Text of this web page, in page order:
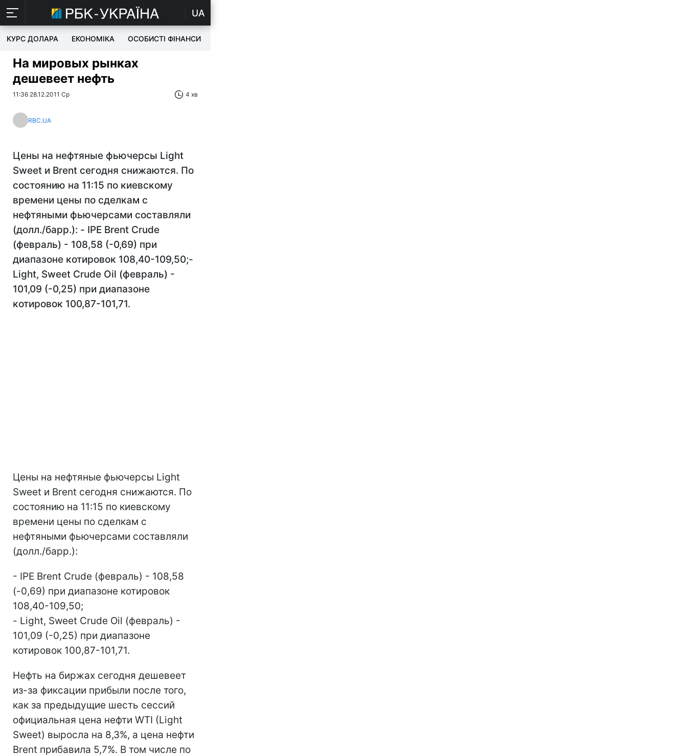
UA
КУРС ДОЛАРА ЕКОНОМІКА ОСОБИСТІ ФІНАНСИ
На мировых рынках
дешевеет нефть
11:36 28.12.2011 Ср 4 хв
RBC.UA
Цены на нефтяные фьючерсы Light
Sweet и Brent сегодня снижаются. По
состоянию на 11:15 по киевскому
времени цены по сделкам с
нефтяными фьючерсами составляли
(долл./барр.): - IPE Brent Crude
(февраль) - 108,58 (-0,69) при
диапазоне котировок 108,40-109,50;-
Light, Sweet Crude Oil (февраль) -
101,09 (-0,25) при диапазоне
котировок 100,87-101,71.
Цены на нефтяные фьючерсы Light
Sweet и Brent сегодня снижаются. По
состоянию на 11:15 по киевскому
времени цены по сделкам с
нефтяными фьючерсами составляли
(долл./барр.):
- IPE Brent Crude (февраль) - 108,58
(-0,69) при диапазоне котировок
108,40-109,50;
- Light, Sweet Crude Oil (февраль) -
101,09 (-0,25) при диапазоне
котировок 100,87-101,71.
Нефть на биржах сегодня дешевеет
из-за фиксации прибыли после того,
как за предыдущие шесть сессий
официальная цена нефти WTI (Light
Sweet) выросла на 8,3%, а цена нефти
Brent прибавила 5,7%. В том числе по